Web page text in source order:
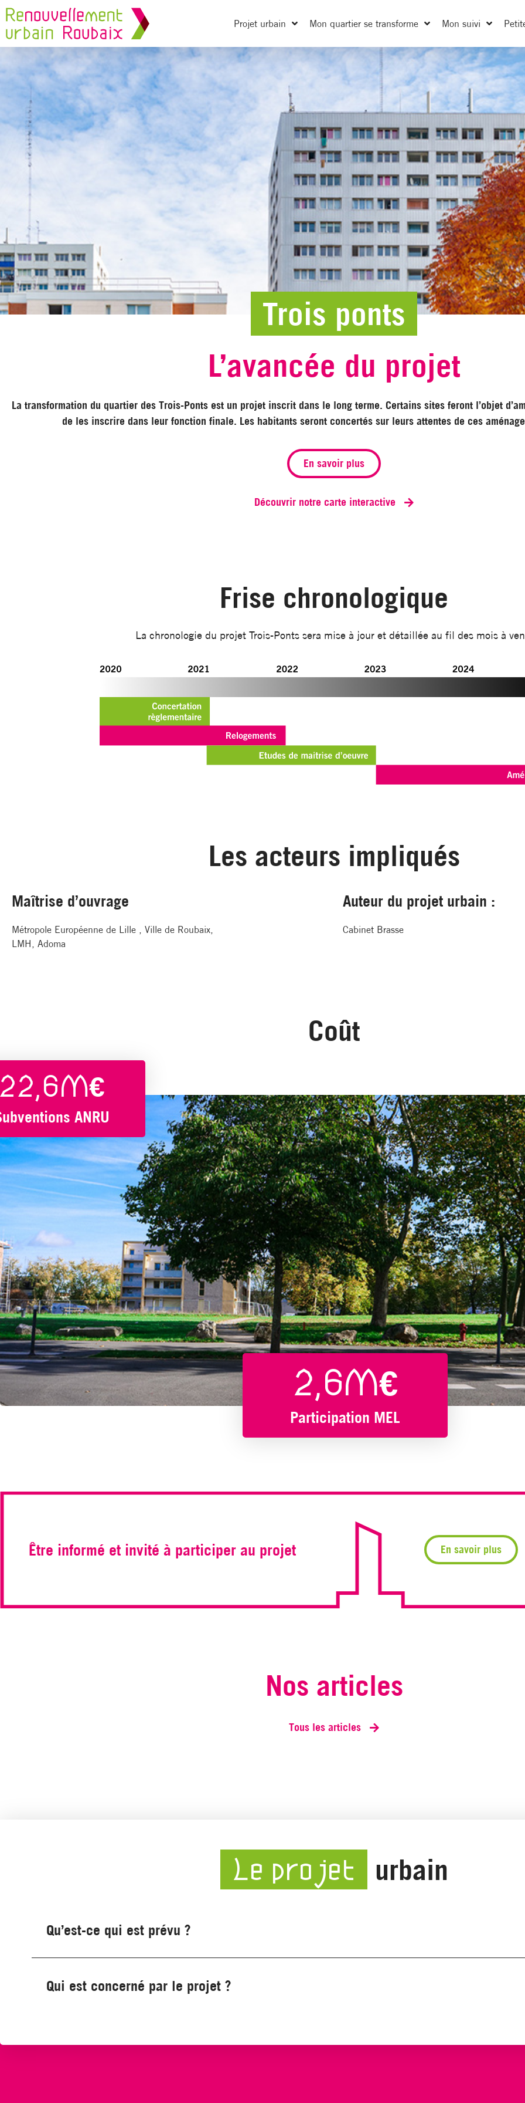
Projet urbain Mon quartier se transforme Mon suivi
Trois ponts
L’avancée du projet
La transformation du quartier des Trois-Ponts est un projet inscrit dans le long terme. Certains sites feront l’objet
de les inscrire dans leur fonction finale. Les habitants seront concertés sur leurs attentes de ces
En savoir plus
Découvrir notre carte interactive
Frise chronologique
La chronologie du projet Trois-Ponts sera mise à jour et détaillée au fil des mois à
Les acteurs impliqués
Maîtrise d’ouvrage
Métropole Européenne de Lille , Ville de Roubaix,
LMH, Adoma
Auteur du projet urbain :
Cabinet Brasse
Coût
ANRU
2,6M€
Participation MEL
Être informé et invité à participer au projet En savoir plus
Nos articles
Tous les articles
Le projet urbain
Qu’est-ce qui est prévu ?
Qui est concerné par le projet ?